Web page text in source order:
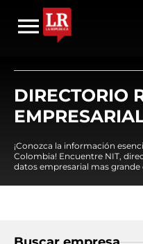
DIRECTORIO
¡Conozca la información
Colombia! Encuentre NIT,
datos empresarial mas grande